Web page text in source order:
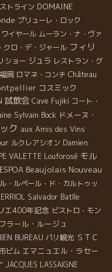
トライン DOMAINE
プリューレ・ロック
イヤール ムーラン・ナ・ヴァ
クロ・デ・ジャール フィリ
ショー ジュラ レストラン・グ
福岡 ロマネ・コンチ Château
コスミック
試飲会 Cave Fujiki コート・
Sylvain Bock ドメーヌ・
ク aux Amis des Vins
ルクレアシオン Damien
VALETTE Louforosé モル
Beaujolais Nouveau
ル・ルペール・ド・カルトゥッ
Salvador Batlle
エ400年記念 ビストロ・モン
ラール・ルージュ
BUREAU パリ観光 ＳＴＣ
ビム エマニュエル・ラセー
JACQUES LASSAIGNE